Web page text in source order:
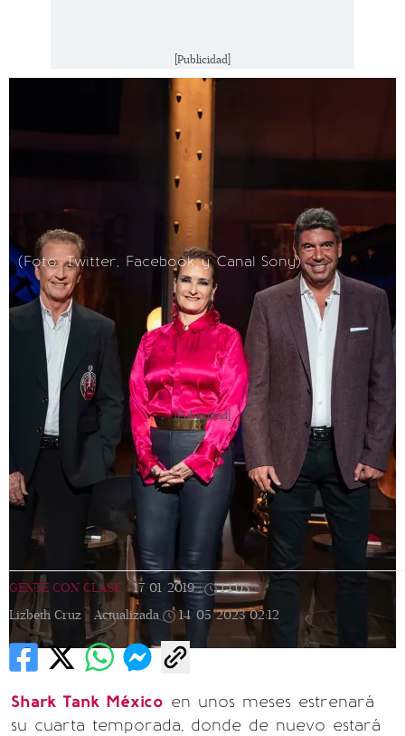
[Publicidad]
(Foto: Twitter, Facebook y Canal Sony)
[Publicidad]
GENTE CON CLASE | 17/01/2019 | 14:03 |
Lizbeth Cruz |
Actualizada 14/05/2023 02:12
Shark Tank México en unos meses estrenará
su cuarta temporada, donde de nuevo estará